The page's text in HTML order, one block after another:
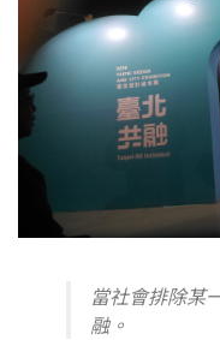
當社會排除某
融。